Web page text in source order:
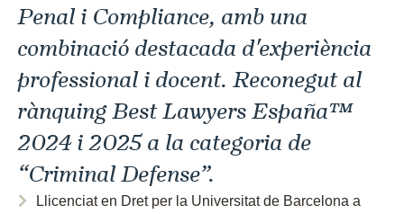
Penal i Compliance, amb una
combinació destacada d'experiència
professional i docent. Reconegut al
rànquing Best Lawyers España™
2024 i 2025 a la categoria de
“Criminal Defense”.
Llicenciat en Dret per la Universitat de Barcelona a